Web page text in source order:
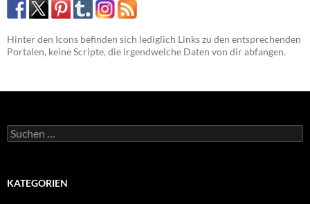
Hinter den Icons befinden sich lediglich Links zu den entsprechenden
Portalen, keine Scripte, die irgendwelche Daten von dir abfangen.
Suchen
nach:
KATEGORIEN